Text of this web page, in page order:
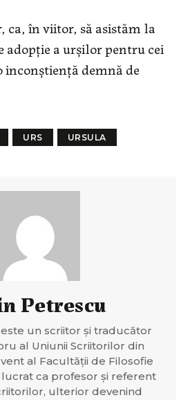
ca, în viitor, să asistăm la
adopție a urșilor pentru cei
inconștiență demnă de
URS URSULA
Petrescu
un scriitor și traducător
al Uniunii Scriitorilor din
al Facultății de Filosofie
ca profesor și referent
ulterior devenind